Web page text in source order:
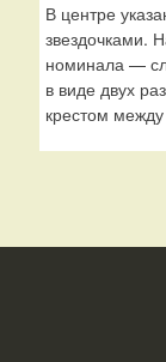
В центре
звездочками.
номинала —
в виде двух
крестом